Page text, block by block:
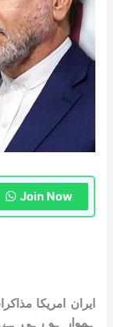
Join Now
ایران امریکا
ہموار ہو رہی